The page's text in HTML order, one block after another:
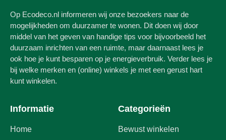
Op Ecodeco.nl informeren wij onze bezoekers naar de
mogelijkheden om duurzamer te wonen. Dit doen wij door
middel van het geven van handige tips voor bijvoorbeeld het
duurzaam inrichten van een ruimte, maar daarnaast lees je
ook hoe je kunt besparen op je energieverbruik. Verder lees je
bij welke merken en (online) winkels je met een gerust hart
kunt winkelen.
Informatie
Home
Categorieën
Bewust winkelen